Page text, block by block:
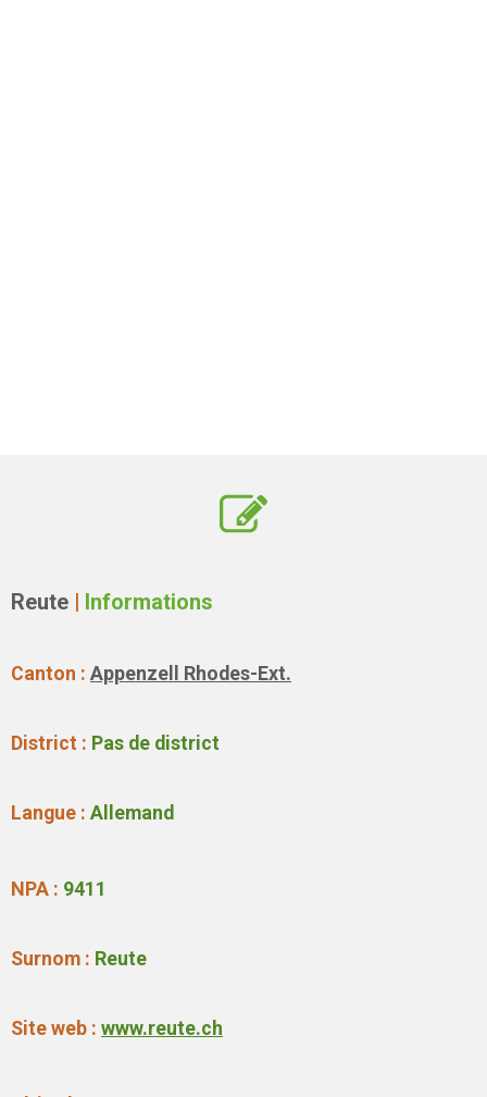
Reute Informations
Canton : Appenzell Rhodes-Ext.
District : Pas de district
Langue : Allemand
NPA : 9411
Surnom : Reute
Site web : www.reute.ch